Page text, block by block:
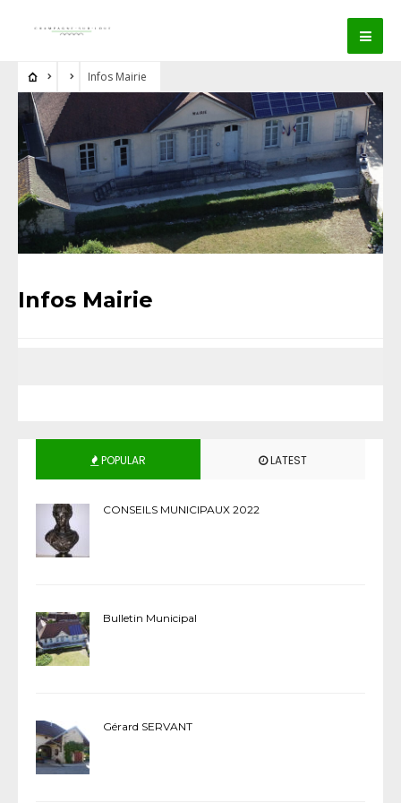
Infos Mairie
Infos Mairie
POPULAR LATEST
CONSEILS MUNICIPAUX 2022
Bulletin Municipal
Gérard SERVANT